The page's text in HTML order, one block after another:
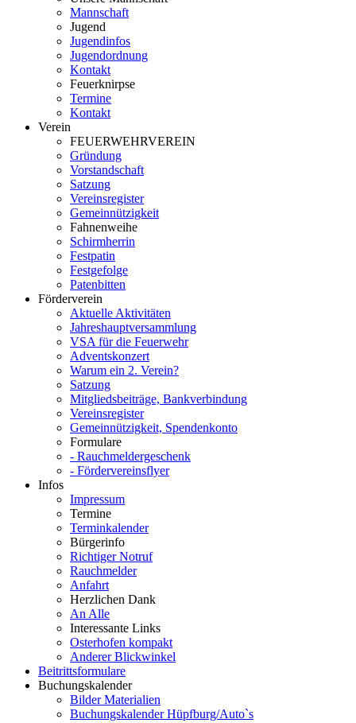
Mannschaft
Jugend
Jugendinfos
Jugendordnung
Kontakt
Feuerknirpse
Termine
Kontakt
Verein
FEUERWEHRVEREIN
Gründung
Vorstandschaft
Satzung
Vereinsregister
Gemeinnützigkeit
Fahnenweihe
Schirmherrin
Festpatin
Festgefolge
Patenbitten
Förderverein
Aktuelle Aktivitäten
Jahreshauptversammlung
VSA für die Feuerwehr
Adventskonzert
Warum ein 2. Verein?
Satzung
Mitgliedsbeiträge, Bankverbindung
Vereinsregister
Gemeinnützigkeit, Spendenkonto
Formulare
- Rauchmeldergeschenk
- Fördervereinsflyer
Infos
Impressum
Termine
Terminkalender
Bürgerinfo
Richtiger Notruf
Rauchmelder
Anfahrt
Herzlichen Dank
An Alle
Interessante Links
Osterhofen kompakt
Anderer Blickwinkel
Beitrittsformulare
Buchungskalender
Bilder Materialien
Buchungskalender Hüpfburg/Auto`s